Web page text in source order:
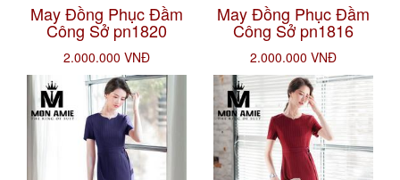
May Đồng Phục Đầm
Công Sở pn1820
2.000.000 VNĐ
May Đồng Phục Đầm
Công Sở pn1816
2.000.000 VNĐ